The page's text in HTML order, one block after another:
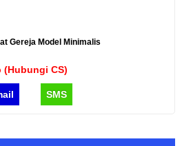
Gereja Model Minimalis
(Hubungi CS)
SMS